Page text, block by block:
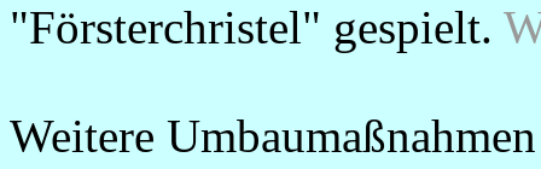
"Försterchristel" gespielt.
Weitere